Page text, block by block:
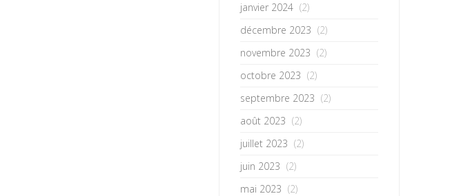
janvier 2024 (2)
décembre 2023 (2)
novembre 2023 (2)
octobre 2023 (2)
septembre 2023 (2)
août 2023 (2)
juillet 2023 (2)
juin 2023 (2)
mai 2023 (2)